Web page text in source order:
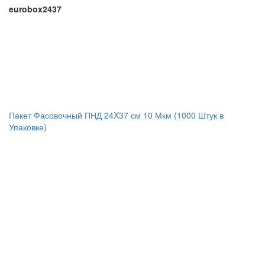
eurobox2437
Пакет Фасовочный ПНД 24X37 см 10 Мкм (1000 Штук в
Упаковке)